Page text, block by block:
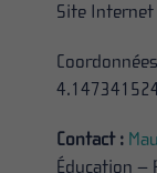
Site Internet
Contact :
Éducation –